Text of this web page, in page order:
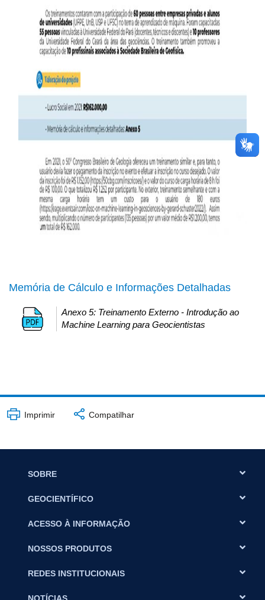
Memória de Cálculo e Informações Detalhadas
Anexo 5: Treinamento Externo - Introdução ao
Machine Learning para Geocientistas
Imprimir Compatilhar
SOBRE
GEOCIENTÍFICO
ACESSO À INFORMAÇÃO
NOSSOS PRODUTOS
REDES INSTITUCIONAIS